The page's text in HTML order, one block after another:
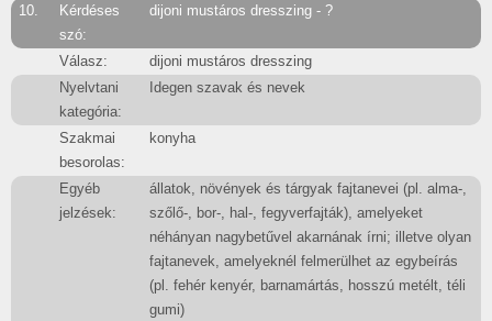
10.
Kérdéses
szó:
dijoni mustáros dresszing - ?
Válasz:
dijoni mustáros dresszing
Nyelvtani
kategória:
Idegen szavak és nevek
Szakmai
besorolas:
konyha
Egyéb
jelzések:
állatok, növények és tárgyak fajtanevei (pl. alma-,
szőlő-, bor-, hal-, fegyverfajták), amelyeket
néhányan nagybetűvel akarnának írni; illetve olyan
fajtanevek, amelyeknél felmerülhet az egybeírás
(pl. fehér kenyér, barnamártás, hosszú metélt, téli
gumi)